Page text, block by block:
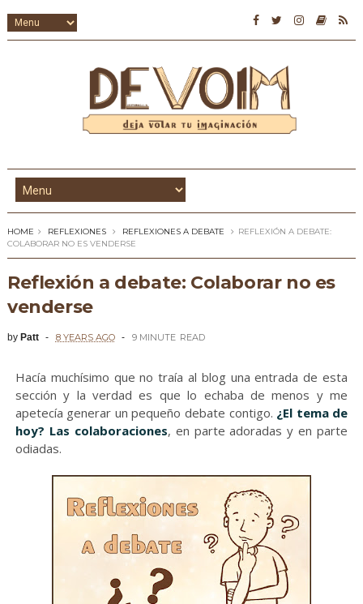
HOME REFLEXIONES REFLEXIONES A DEBATE
REFLEXIÓN A DEBATE:
COLABORAR NO ES VENDERSE
Reflexión a debate: Colaborar no es
venderse
by Patt 8 YEARS AGO 9 MINUTE READ
Hacía muchísimo que no traía al blog una entrada de esta
sección y la verdad es que lo echaba de menos y me
apetecía generar un pequeño debate contigo. ¿El tema de
hoy? Las colaboraciones, en parte adoradas y en parte
odiadas.